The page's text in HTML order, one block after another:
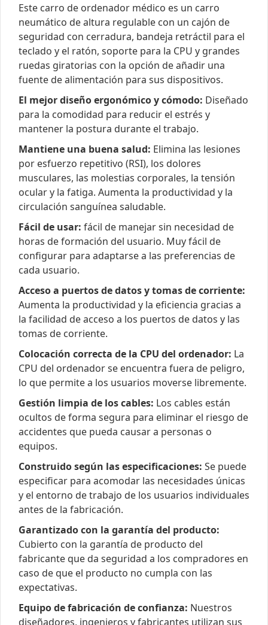
Este carro de ordenador médico es un carro
neumático de altura regulable con un cajón de
seguridad con cerradura, bandeja retráctil para el
teclado y el ratón, soporte para la CPU y grandes
ruedas giratorias con la opción de añadir una
fuente de alimentación para sus dispositivos.
El mejor diseño ergonómico y cómodo: Diseñado
para la comodidad para reducir el estrés y
mantener la postura durante el trabajo.
Mantiene una buena salud: Elimina las lesiones
por esfuerzo repetitivo (RSI), los dolores
musculares, las molestias corporales, la tensión
ocular y la fatiga. Aumenta la productividad y la
circulación sanguínea saludable.
Fácil de usar: fácil de manejar sin necesidad de
horas de formación del usuario. Muy fácil de
configurar para adaptarse a las preferencias de
cada usuario.
Acceso a puertos de datos y tomas de corriente:
Aumenta la productividad y la eficiencia gracias a
la facilidad de acceso a los puertos de datos y las
tomas de corriente.
Colocación correcta de la CPU del ordenador: La
CPU del ordenador se encuentra fuera de peligro,
lo que permite a los usuarios moverse libremente.
Gestión limpia de los cables: Los cables están
ocultos de forma segura para eliminar el riesgo de
accidentes que pueda causar a personas o
equipos.
Construido según las especificaciones: Se puede
especificar para acomodar las necesidades únicas
y el entorno de trabajo de los usuarios individuales
antes de la fabricación.
Garantizado con la garantía del producto:
Cubierto con la garantía de producto del
fabricante que da seguridad a los compradores en
caso de que el producto no cumpla con las
expectativas.
Equipo de fabricación de confianza: Nuestros
diseñadores, ingenieros y fabricantes utilizan sus